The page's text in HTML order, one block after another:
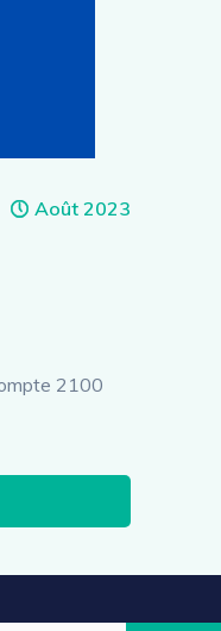
Août 2023
2100